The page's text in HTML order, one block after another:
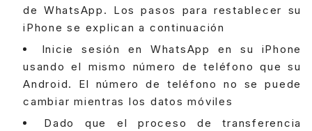
de WhatsApp. Los pasos para restablecer su
iPhone se explican a continuación
Inicie sesión en WhatsApp en su iPhone
usando el mismo número de teléfono que su
Android. El número de teléfono no se puede
cambiar mientras los datos móviles
Dado que el proceso de transferencia